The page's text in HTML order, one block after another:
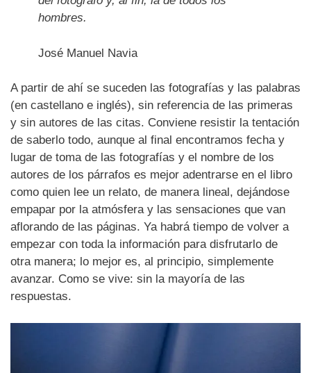
hombres.
José Manuel Navia
A partir de ahí se suceden las fotografías y las palabras
(en castellano e inglés), sin referencia de las primeras
y sin autores de las citas. Conviene resistir la tentación
de saberlo todo, aunque al final encontramos fecha y
lugar de toma de las fotografías y el nombre de los
autores de los párrafos es mejor adentrarse en el libro
como quien lee un relato, de manera lineal, dejándose
empapar por la atmósfera y las sensaciones que van
aflorando de las páginas. Ya habrá tiempo de volver a
empezar con toda la información para disfrutarlo de
otra manera; lo mejor es, al principio, simplemente
avanzar. Como se vive: sin la mayoría de las
respuestas.